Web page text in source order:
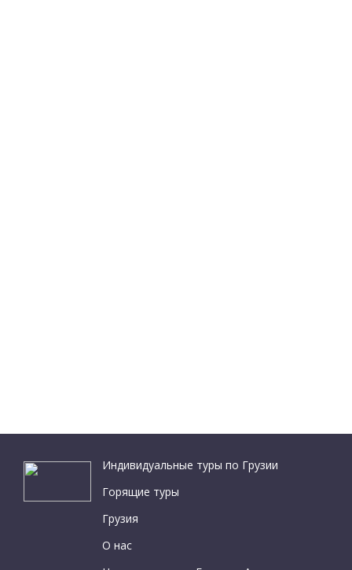
Индивидуальные туры по Грузии
Горящие туры
Грузия
О нас